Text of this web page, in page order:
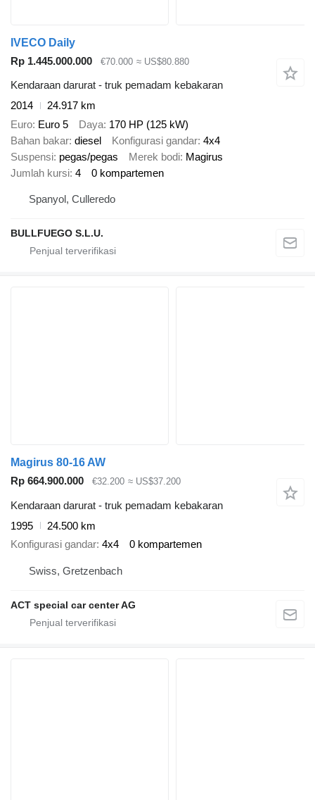
IVECO Daily
Rp 1.445.000.000
€70.000 ≈ US$80.880
Kendaraan darurat - truk pemadam kebakaran
2014
24.917 km
Euro Euro 5 Daya 170 HP (125 kW)
Bahan bakar diesel Konfigurasi gandar 4x4
Suspensi pegas/pegas Merek bodi Magirus
Jumlah kursi 4 0 kompartemen
Spanyol, Culleredo
BULLFUEGO S.L.U.
Magirus 80-16 AW
Rp 664.900.000
€32.200 ≈ US$37.200
Kendaraan darurat - truk pemadam kebakaran
1995
24.500 km
Konfigurasi gandar 4x4 0 kompartemen
Swiss, Gretzenbach
ACT special car center AG